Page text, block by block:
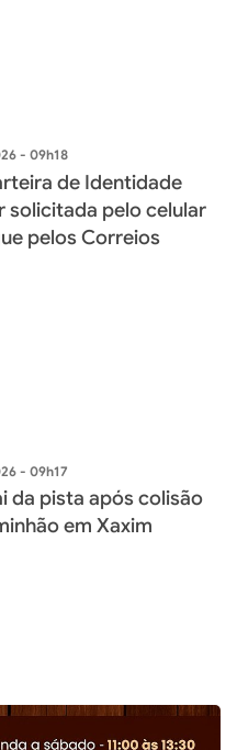
- 09h18
de Identidade
solicitada pelo celular
pelos Correios
- 09h17
da pista após colisão
em Xaxim